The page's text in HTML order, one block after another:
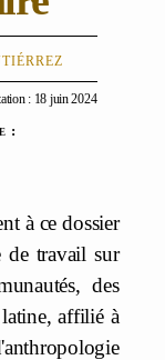
: 18 juin 2024
:
à ce dossier
de travail sur
des
affilié à